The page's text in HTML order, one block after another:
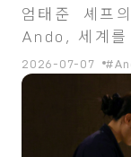
엄태준 셰프
Ando, 세계를
기억을 요리
2026-07-07